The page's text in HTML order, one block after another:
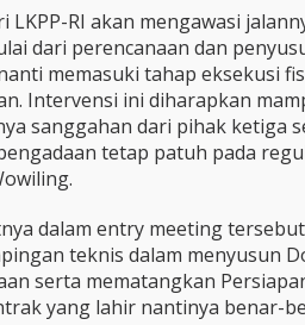
M
e
g
a
P
r
o
y
e
A
l
n
A
LKPP-RI akan mengawasi
dari perencanaan dan
memasuki tahap eksekusi
Intervensi ini diharapkan
sanggahan dari pihak ketiga
tetap patuh pada
dalam entry meeting
teknis dalam menyusun
serta mematangkan
yang lahir nantinya benar-